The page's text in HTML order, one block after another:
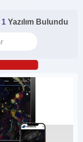
1 Yazılım Bulundu